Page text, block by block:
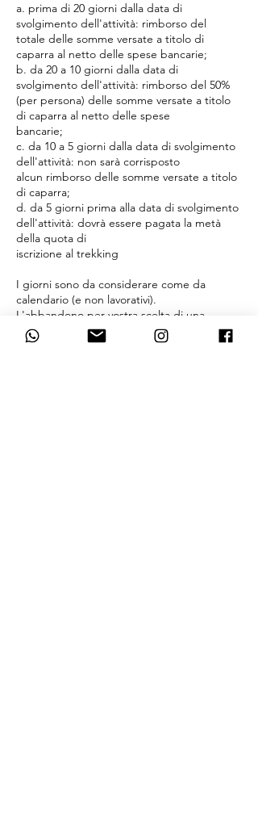
a. prima di 20 giorni dalla data di
svolgimento dell'attività: rimborso del
totale delle somme versate a titolo di
caparra al netto delle spese bancarie;
b. da 20 a 10 giorni dalla data di
svolgimento dell'attività: rimborso del 50%
(per persona) delle somme versate a titolo
di caparra al netto delle spese
bancarie;
c. da 10 a 5 giorni dalla data di svolgimento
dell'attività: non sarà corrisposto
alcun rimborso delle somme versate a titolo
di caparra;
d. da 5 giorni prima alla data di svolgimento
dell'attività: dovrà essere pagata la metà
della quota di
iscrizione al trekking
I giorni sono da considerare come da
calendario (e non lavorativi).
L'abbandono per vostra scelta di una
qualsiasi attività non darà diritto ad alcun
rimborso